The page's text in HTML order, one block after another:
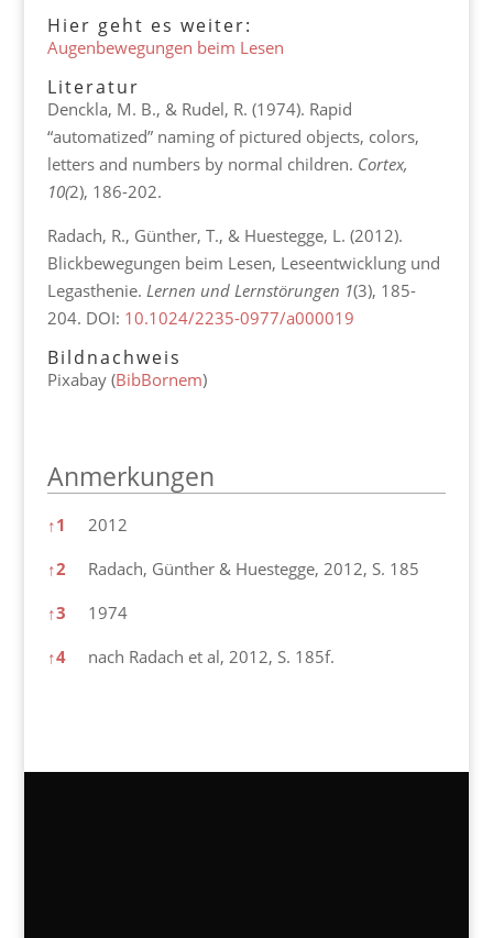
Hier geht es weiter:
Augenbewegungen beim Lesen
Literatur
Denckla, M. B., & Rudel, R. (1974). Rapid
“automatized” naming of pictured objects, colors,
letters and numbers by normal children. Cortex,
10(2), 186-202.
Radach, R., Günther, T., & Huestegge, L. (2012).
Blickbewegungen beim Lesen, Leseentwicklung und
Legasthenie. Lernen und Lernstörungen 1(3), 185-
204. DOI: 10.1024/2235-0977/a000019
Bildnachweis
Pixabay (BibBornem)
Anmerkungen
Anmerkungen
↑1
2012
↑2
Radach, Günther & Huestegge, 2012, S. 185
↑3
1974
↑4 nach Radach et al, 2012, S. 185f.